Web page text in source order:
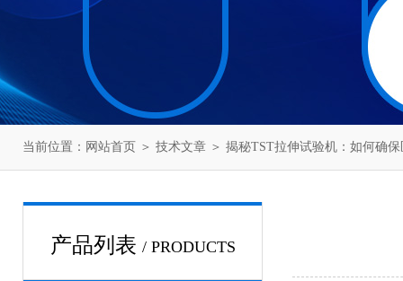
当前位置： 网站首页 ＞ 技术文章 ＞ 揭秘TST拉伸试验机：如何确
产品列表 / PRODUCTS